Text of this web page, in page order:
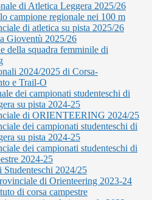
di Atletica Leggera 2025/26
campione regionale nei 100 m
di atletica su pista 2025/26
Gioventù 2025/26
della squadra femminile di
2024/2025 di Corsa-
e Trail-O
dei campionati studenteschi di
su pista 2024-25
di ORIENTEERING 2024/25
dei campionati studenteschi di
su pista 2024-25
dei campionati studenteschi di
2024-25
Studenteschi 2024/25
di Orienteering 2023-24
di corsa campestre